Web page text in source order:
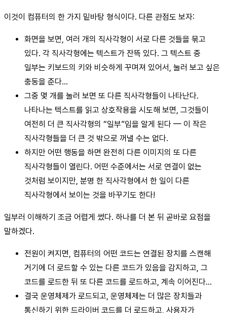
이것이 컴퓨터의 한 가지 밑바탕 형식이다. 다른 관점도 보자:
화면을 보면, 여러 개의 직사각형이 서로 다른 것들을 묶고
있다. 각 직사각형에는 텍스트가 잔뜩 있다. 그 텍스트 중
일부는 키보드의 키와 비슷하게 꾸며져 있어서, 눌러 보고 싶은
충동을 준다…
그중 몇 개를 눌러 보면 또 다른 직사각형들이 나타난다.
나타나는 텍스트를 읽고 상호작용을 시도해 보면, 그것들이
여전히 더 큰 직사각형의 “일부”임을 알게 된다 — 이 작은
직사각형들을 더 큰 것 밖으로 꺼낼 수는 없다.
하지만 어떤 행동을 하면 완전히 다른 이미지의 또 다른
직사각형들이 열린다. 어떤 수준에서는 서로 연결이 없는
것처럼 보이지만, 분명 한 직사각형에서 한 일이 다른
직사각형에서 보이는 것을 바꾸기도 한다!
일부러 이해하기 조금 어렵게 썼다. 하나를 더 본 뒤 곧바로 요점을
말하겠다.
전원이 켜지면, 컴퓨터의 어떤 코드는 연결된 장치를 스캔해
거기에 더 로드할 수 있는 다른 코드가 있음을 감지하고, 그
코드를 로드한 뒤 또 다른 코드를 로드하고, 계속 이어진다…
결국 운영체제가 로드되고, 운영체제는 더 많은 장치들과
통신하기 위한 드라이버 코드를 더 로드하고, 사용자가